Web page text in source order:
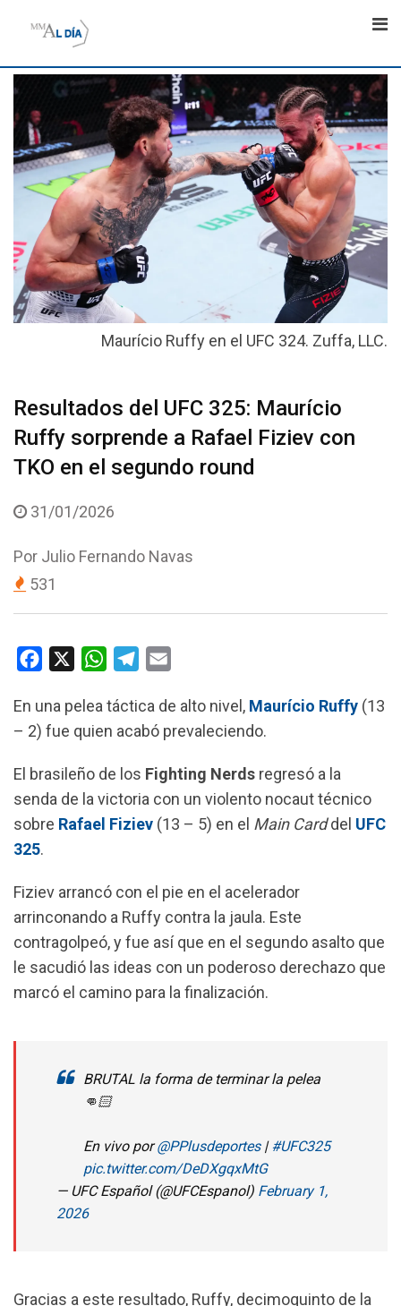
Maurício Ruffy en el UFC 324. Zuffa, LLC.
Resultados del UFC 325: Maurício
Ruffy sorprende a Rafael Fiziev con
TKO en el segundo round
31/01/2026
Por Julio Fernando Navas
531
c
e
o
o
k
W
a
t
A
p
p
l
e
r
a
m
a
i
En una pelea táctica de alto nivel, Maurício Ruffy (13
– 2) fue quien acabó prevaleciendo.
El brasileño de los Fighting Nerds regresó a la
senda de la victoria con un violento nocaut técnico
sobre Rafael Fiziev (13 – 5) en el Main Carddel UFC
325.
Fiziev arrancó con el pie en el acelerador
arrinconando a Ruffy contra la jaula. Este
contragolpeó, y fue así que en el segundo asalto que
le sacudió las ideas con un poderoso derechazo que
marcó el camino para la finalización.
BRUTAL la forma de terminar la pelea
👊🏻
En vivo por@PPlusdeportes|#UFC325
pic.twitter.com/DeDXgqxMtG
— UFC Español (@UFCEspanol) February 1,
2026
Gracias a este resultado, Ruffy, decimoquinto de la